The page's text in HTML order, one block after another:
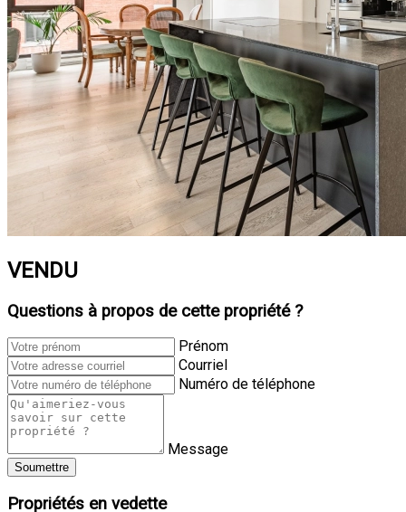
VENDU
Questions à propos de cette propriété ?
Prénom
Courriel
Numéro de téléphone
Message
Soumettre
Propriétés en vedette